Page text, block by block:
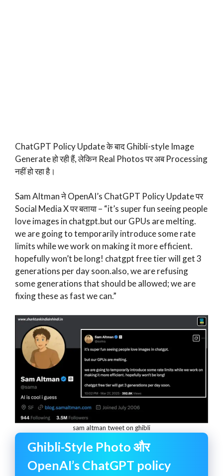
ChatGPT Policy Update के बाद Ghibli-style Image
Generate हो रही हैं, लेकिन Real Photos पर अब Processing
नहीं हो रहा है।
Sam Altman ने OpenAI’s ChatGPT Policy Update पर
Social Media X पर बताया – “it’s super fun seeing people
love images in chatgpt.but our GPUs are melting.
we are going to temporarily introduce some rate
limits while we work on making it more efficient.
hopefully won’t be long! chatgpt free tier will get 3
generations per day soon.also, we are refusing
some generations that should be allowed; we are
fixing these as fast we can.”
sam altman tweet on ghibli
Ghibli-Style Photo और
OpenAI’s ChatGPT policy